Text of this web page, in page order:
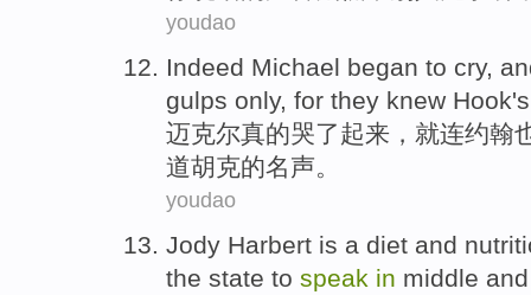
youdao
Indeed Michael began to cry,
gulps only, for they knew Hook's
迈克尔真的哭了起来 ， 就连约翰
道胡克的名声。
youdao
Jody Harbert is a diet and
the state to speak in middle